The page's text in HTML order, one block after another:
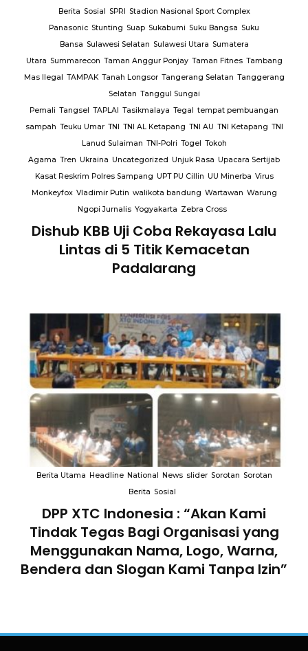
Berita Sosial SPRI Stadion Nasional Sport Complex
Panasonic Stunting Suap Sukabumi Suku Bangsa Suku
Bansa Sulawesi Selatan Sulawesi Utara Sumatera
Utara Summarecon Taman Anggur Ponjay Taman Fitnes Tambang
Mas Ilegal TAMPAK Tanah Longsor Tangerang Selatan Tanggerang
Selatan Tanggul Sungai
Pemali Tangsel TAPLAI Tasikmalaya Tegal tempat pembuangan
sampah Teuku Umar TNI TNI AL Ketapang TNI AU TNI Ketapang TNI
Lanud Sulaiman TNI-Polri Togel Tokoh
Agama Tren Ukraina Uncategorized Unjuk Rasa Upacara Sertijab
Kasat Reskrim Polres Sampang UPT PU Cillin UU Minerba Virus
Monkeyfox Vladimir Putin walikota bandung Wartawan Warung
Ngopi Jurnalis Yogyakarta Zebra Cross
Dishub KBB Uji Coba Rekayasa Lalu
Lintas di 5 Titik Kemacetan
Padalarang
Berita Utama Headline National News slider Sorotan Sorotan
Berita Sosial
DPP XTC Indonesia : “Akan Kami
Tindak Tegas Bagi Organisasi yang
Menggunakan Nama, Logo, Warna,
Bendera dan Slogan Kami Tanpa Izin”